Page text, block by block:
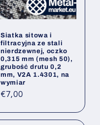
Siatka sitowa i
filtracyjna ze stali
nierdzewnej, oczko
0,315 mm (mesh 50),
grubość drutu 0,2
mm, V2A 1.4301, na
wymiar
Cena
€7,00